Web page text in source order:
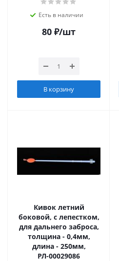
Есть в наличии
80 ₽/шт
В корзину
Кивок летний
боковой, с лепестком,
для дальнего заброса,
толщина - 0,4мм,
длина - 250мм,
РЛ-00029086